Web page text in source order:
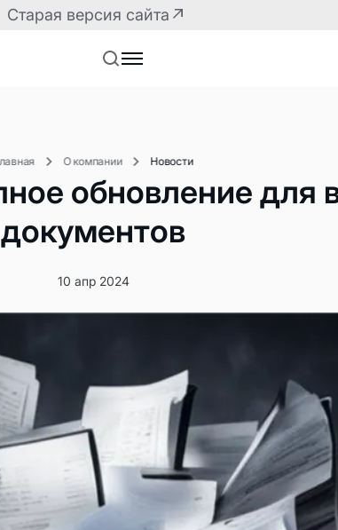
Решения для разработчиков
Маркетплейс плагинов
Плагины для
Защищенное хранилище документов
Старая версия сайта
О компании Новости
обновление для
документов
10 апр 2024